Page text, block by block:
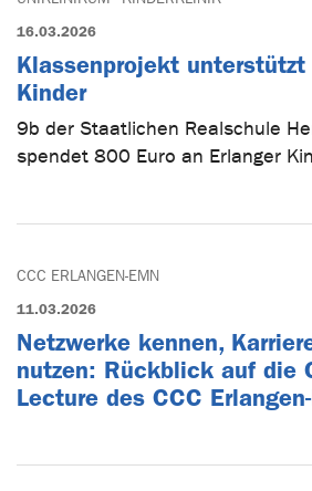
16.03.2026
Klassenprojekt
Kinder
9b der Staatlichen Realschule
spendet 800 Euro an Erlanger
CCC ERLANGEN-EMN
11.03.2026
Netzwerke kennen,
nutzen: Rückblick auf die
Lecture des CCC